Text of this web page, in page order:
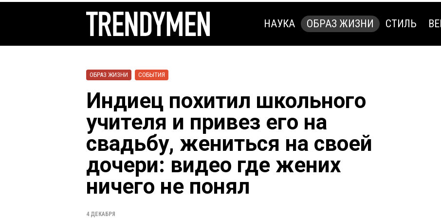
НАУКА ОБРАЗ ЖИЗНИ СТИЛЬ
ОБРАЗ ЖИЗНИ СОБЫТИЯ
Индиец похитил школьного
учителя и привез его на
свадьбу, жениться на своей
дочери: видео где жених
ничего не понял
4 ДЕКАБРЯ